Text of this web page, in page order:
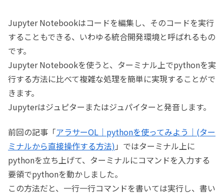
Jupyter Notebookはコードを編集し、そのコードを実行
することもできる、いわゆる統合開発環境と呼ばれるもの
です。
Jupyter Notebookを使うと、ターミナル上でpythonを実
行する方法に比べて複雑な処理を簡単に実現することがで
きます。
Jupyterはジュピターまたはジュパイターと発音します。
前回の記事「アラサーOL｜pythonを使ってみよう｜(ター
ミナルから直接操作する方法) 」ではターミナル上に
pythonを立ち上げて、ターミナルにコマンドを入力する
要領でpythonを動かしました。
この方法だと、一行一行コマンドを書いては実行し、書い